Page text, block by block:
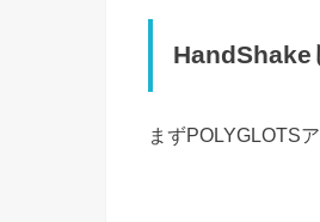
HandShake
まずPOLYGLOTS